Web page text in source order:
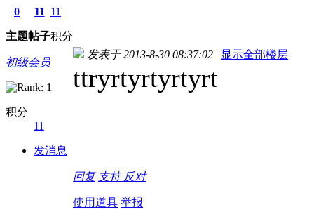
0
主题
11
帖子
11
积分
初级会员
积分
11
发消息
发表于 2013-8-30 08:37:02 | 显示全部楼层
ttryrtyrtyrtyrt
回复 支持 反对
使用道具 举报